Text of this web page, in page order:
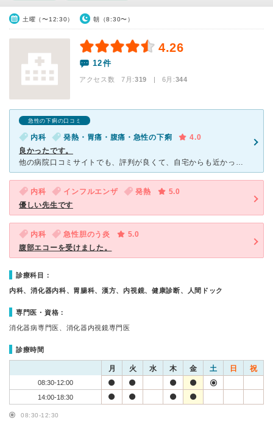
土曜（〜12:30） 朝（8:30〜）
4.26
12件
アクセス数 7月:319 | 6月:344
急性の下痢の口コミ
内科 発熱・胃痛・腹痛・急性の下痢
4.0
良かったです。
他の病院口コミサイトでも、評判が良くて、自宅からも近かったので行ってみました。電話予約などはしなかったのですが、それほど待たずに診てもらえました。内科もやっているからか、子供さんも数人待っていました。
内科 インフルエンザ 発熱
5.0
優しい先生です
内科 急性胆のう炎
5.0
腹部エコーを受けました。
診療科目：
内科、消化器内科、胃腸科、漢方、内視鏡、健康診断、人間ドック
専門医・資格：
消化器病専門医、消化器内視鏡専門医
診療時間
月 火 水 木 金 土 日 祝
08:30-12:00
14:00-18:30
08:30-12:30